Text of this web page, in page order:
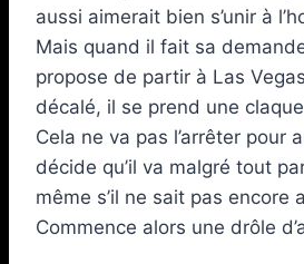
aussi aimerait bien s’unir à
Mais quand il fait sa
propose de partir à Las
décalé, il se prend une
Cela ne va pas l’arrêter pour
décide qu’il va malgré tout
même s’il ne sait pas encore
Commence alors une drôle